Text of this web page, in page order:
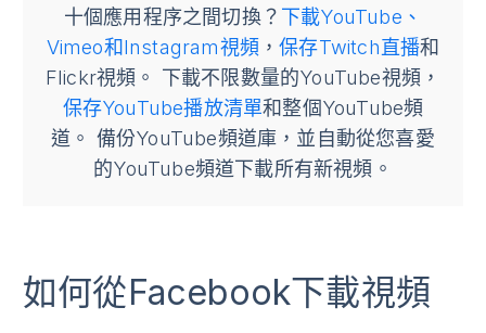
十個應用程序之間切換？ 下載YouTube、
Vimeo和Instagram視頻 ，保存Twitch直播和
Flickr視頻。 下載不限數量的YouTube視頻，
保存YouTube播放清單和整個YouTube頻
道。 備份YouTube頻道庫，並自動從您喜愛
的YouTube頻道下載所有新視頻。
如何從Facebook下載視頻